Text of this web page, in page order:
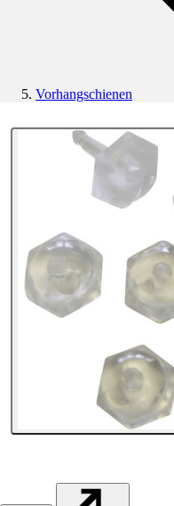
Vorhangschienen